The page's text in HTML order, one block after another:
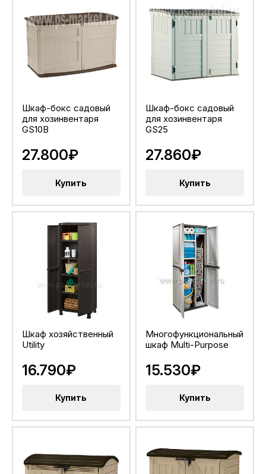
Шкаф-бокс садовый
для хозинвентаря
GS10B
27.800₽
Купить
Шкаф-бокс садовый
для хозинвентаря
GS25
27.860₽
Купить
Шкаф хозяйственный
Utility
16.790₽
Купить
Многофункциональный
шкаф Multi-Purpose
15.530₽
Купить